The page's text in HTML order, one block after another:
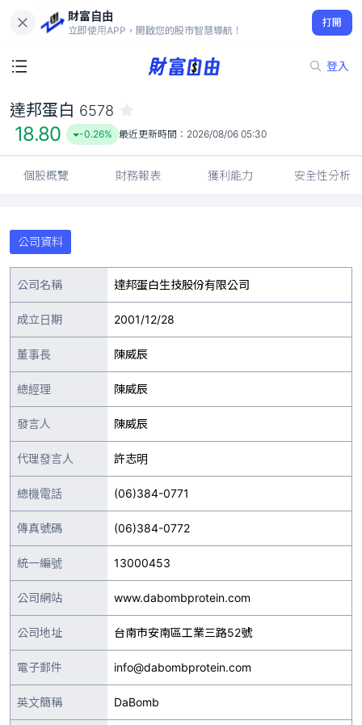
財富自由
立即使用APP，開啟您的股市智慧導航！
打開
登入
18.80
-0.26%
達邦蛋白 6578
18.80 -0.26% 最近更新時間： 2026/08/06 05:30
個股概覽 財務報表 獲利能力 安全性分析
公司資料
公司名稱 達邦蛋白生技股份有限公司
成立日期 2001/12/28
董事長 陳威辰
總經理 陳威辰
發言人 陳威辰
代理發言人 許志明
總機電話 (06)384-0771
傳真號碼 (06)384-0772
統一編號 13000453
公司網站 www.dabombprotein.com
公司地址 台南市安南區工業三路52號
電子郵件 info@dabombprotein.com
英文簡稱 DaBomb